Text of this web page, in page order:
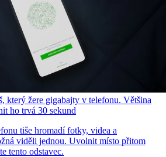
který žere gigabajty v telefonu. Většina
ho trvá 30 sekund
tiše hromadí fotky, videa a
viděli jednou. Uvolnit místo přitom
tento odstavec.